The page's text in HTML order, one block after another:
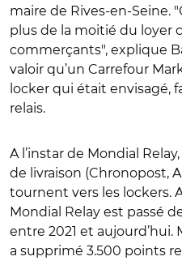
maire de Rives-en-Seine.
plus de la moitié du loyer
commerçants", explique
valoir qu’un Carrefour
locker qui était envisagé,
relais.
A l’instar de Mondial
de livraison (Chronopost,
tournent vers les lockers.
Mondial Relay est passé
entre 2021 et aujourd’hui.
a supprimé 3.500 points